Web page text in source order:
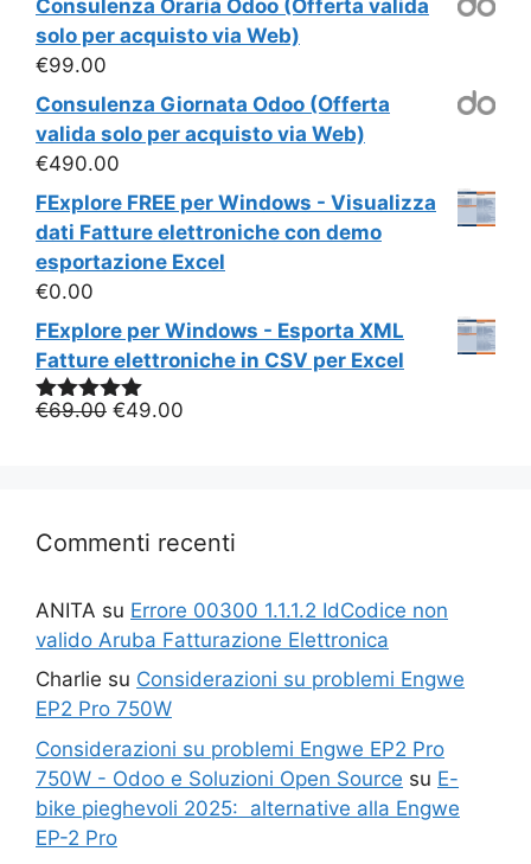
Consulenza Oraria Odoo (Offerta valida
solo per acquisto via Web)
€99.00
Consulenza Giornata Odoo (Offerta
valida solo per acquisto via Web)
€490.00
FExplore FREE per Windows - Visualizza
dati Fatture elettroniche con demo
esportazione Excel
€0.00
FExplore per Windows - Esporta XML
Fatture elettroniche in CSV per Excel
Valutato
€69.00 Il
€49.00
Commenti recenti
ANITA su Errore 00300 1.1.1.2 IdCodice non
valido Aruba Fatturazione Elettronica
Charlie su Considerazioni su problemi Engwe
EP2 Pro 750W
Considerazioni su problemi Engwe EP2 Pro
750W - Odoo e Soluzioni Open Source su E-
bike pieghevoli 2025: alternative alla Engwe
EP-2 Pro